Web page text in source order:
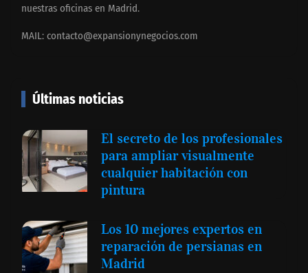
nuestras oficinas en Madrid.
MAIL: contacto@expansionynegocios.com
Últimas noticias
El secreto de los profesionales
para ampliar visualmente
cualquier habitación con
pintura
Los 10 mejores expertos en
reparación de persianas en
Madrid